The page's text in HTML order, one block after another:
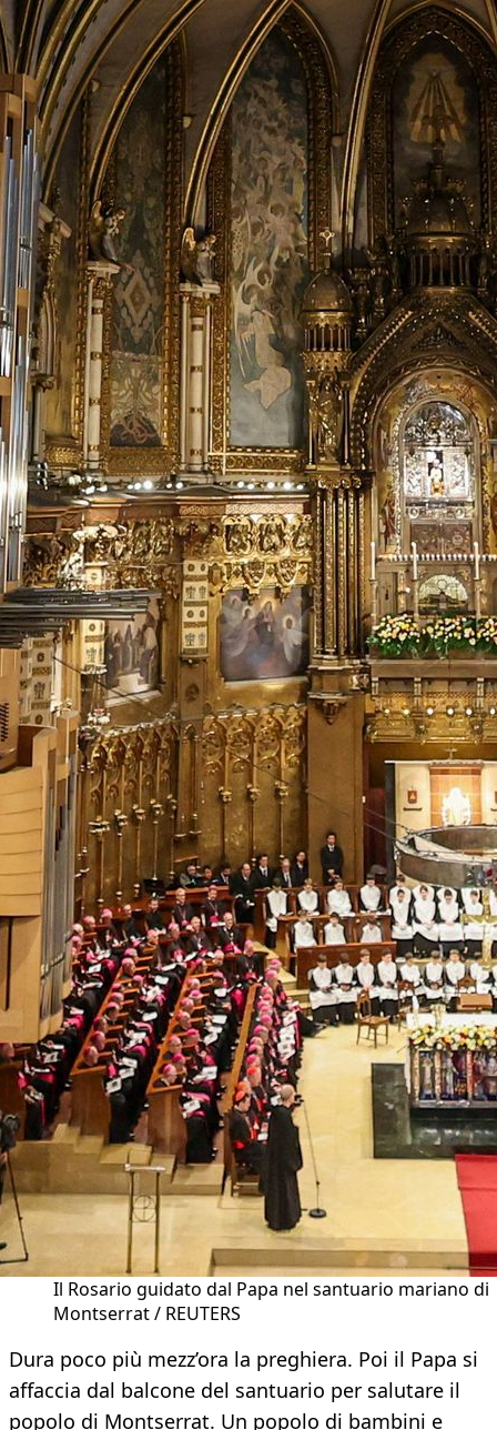
Il Rosario guidato dal Papa nel santuario mariano di
Montserrat / REUTERS
Dura poco più mezz’ora la preghiera. Poi il Papa si
affaccia dal balcone del santuario per salutare il
popolo di Montserrat. Un popolo di bambini e